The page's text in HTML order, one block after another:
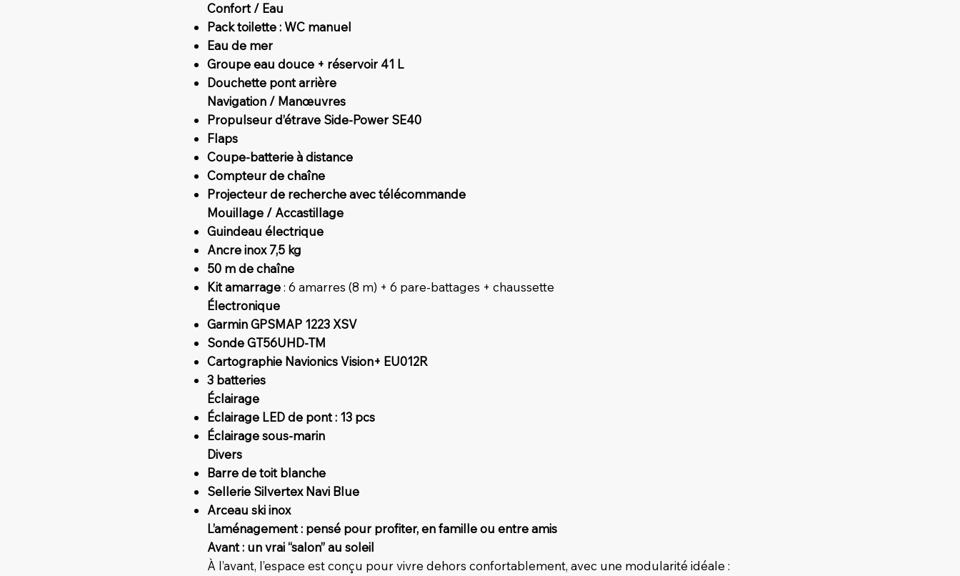
Confort / Eau
Pack toilette : WC manuel
Eau de mer
Groupe eau douce + réservoir 41 L
Douchette pont arrière
Navigation / Manœuvres
Propulseur d’étrave Side-Power SE40
Flaps
Coupe-batterie à distance
Compteur de chaîne
Projecteur de recherche avec télécommande
Mouillage / Accastillage
Guindeau électrique
Ancre inox 7,5 kg
50 m de chaîne
Kit amarrage: 6 amarres (8 m) + 6 pare-battages + chaussette
Électronique
Garmin GPSMAP 1223 XSV
Sonde GT56UHD-TM
Cartographie Navionics Vision+ EU012R
3 batteries
Éclairage
Éclairage LED de pont : 13 pcs
Éclairage sous-marin
Divers
Barre de toit blanche
Sellerie Silvertex Navi Blue
Arceau ski inox
L’aménagement : pensé pour profiter, en famille ou entre amis
Avant : un vrai “salon” au soleil
À l’avant, l’espace est conçu pour vivre dehors confortablement, avec une modularité idéale :